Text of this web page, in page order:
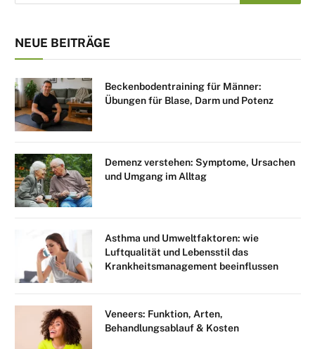
NEUE BEITRÄGE
Beckenbodentraining für Männer:
Übungen für Blase, Darm und Potenz
Demenz verstehen: Symptome, Ursachen
und Umgang im Alltag
Asthma und Umweltfaktoren: wie
Luftqualität und Lebensstil das
Krankheitsmanagement beeinflussen
Veneers: Funktion, Arten,
Behandlungsablauf & Kosten